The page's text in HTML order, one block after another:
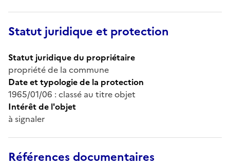
Statut juridique et protection
Statut juridique du propriétaire
propriété de la commune
Date et typologie de la protection
1965/01/06 : classé au titre objet
Intérêt de l'objet
à signaler
Références documentaires